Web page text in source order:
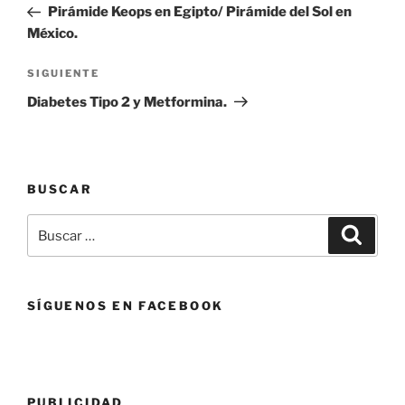
entradas
anterior:
Pirámide Keops en Egipto/ Pirámide del Sol en
México.
Siguiente
entrada
SIGUIENTE
Diabetes Tipo 2 y Metformina.
BUSCAR
por:
SÍGUENOS EN FACEBOOK
PUBLICIDAD